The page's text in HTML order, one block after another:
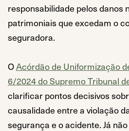
responsabilidade pelos danos
patrimoniais que excedam o
seguradora.
OAcórdão de Uniformização
6/2024 do Supremo Tribunal
clarificar pontos decisivos
causalidade entre a violação
segurança e o acidente. Já